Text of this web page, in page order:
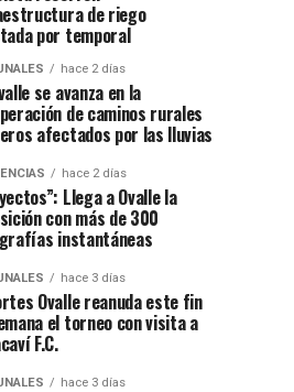
de riego
por temporal
hace 2 días
se avanza en la
de caminos rurales
afectados por las lluvias
hace 2 días
Llega a Ovalle la
con más de 300
instantáneas
hace 3 días
Ovalle reanuda este fin
el torneo con visita a
F.C.
hace 3 días